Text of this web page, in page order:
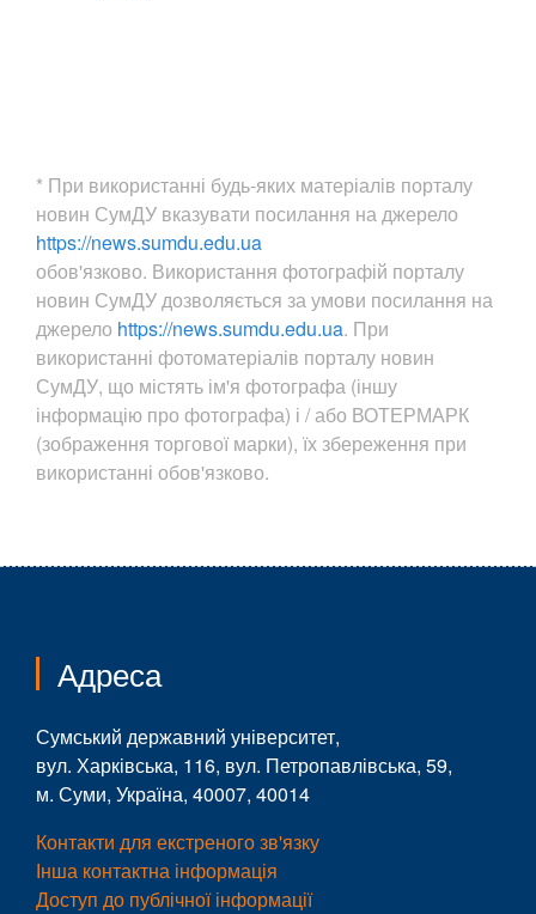
* При використанні будь-яких матеріалів порталу
новин СумДУ вказувати посилання на джерело
https://news.sumdu.edu.ua
обов'язково. Використання фотографій порталу
новин СумДУ дозволяється за умови посилання на
джерело https://news.sumdu.edu.ua. При
використанні фотоматеріалів порталу новин
СумДУ, що містять ім'я фотографа (іншу
інформацію про фотографа) і / або ВОТЕРМАРК
(зображення торгової марки), їх збереження при
використанні обов'язково.
Адреса
Сумський державний університет,
вул. Харківська, 116, вул. Петропавлівська, 59,
м. Суми, Україна, 40007, 40014
Контакти для екстреного зв'язку
Інша контактна інформація
Доступ до публічної інформації